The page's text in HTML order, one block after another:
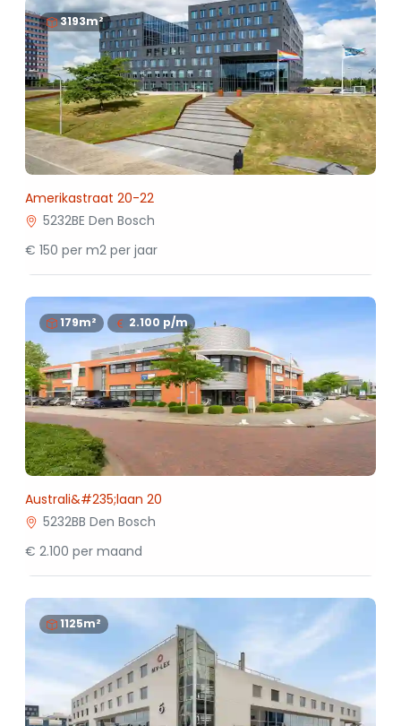
3193m²
Amerikastraat 20-22
5232BE Den Bosch
€ 150 per m2 per jaar
179m² 2.100 p/m
Australi&#235;laan 20
5232BB Den Bosch
€ 2.100 per maand
1125m²